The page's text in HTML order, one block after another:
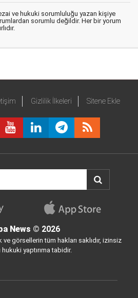
ve hukuki sorumluluğu yazan kişiye
sorumlu değildir. Her bir yorum
Gizlilik İlkeleri Sitene Ekle
News © 2026
görsellerin tüm hakları saklıdır, izinsiz
hukuki yaptırıma tabidir.